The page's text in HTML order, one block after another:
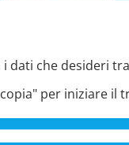
i dati che desideri
per iniziare il